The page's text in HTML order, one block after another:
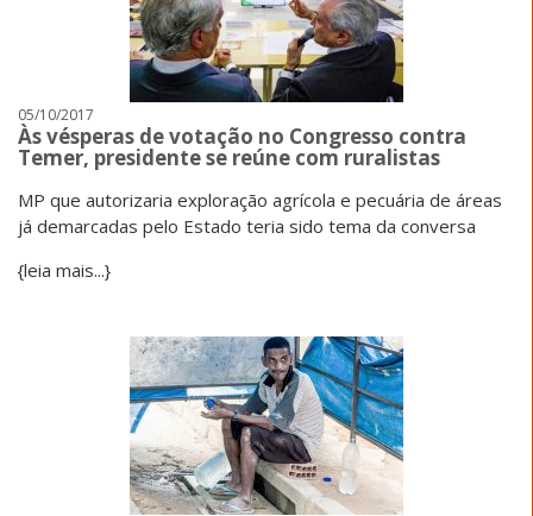
05/10/2017
Às vésperas de votação no Congresso contra
Temer, presidente se reúne com ruralistas
MP que autorizaria exploração agrícola e pecuária de áreas
já demarcadas pelo Estado teria sido tema da conversa
{leia mais...}